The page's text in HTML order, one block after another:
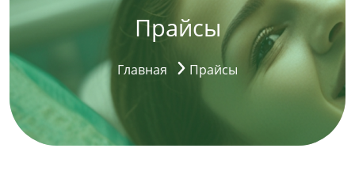
Прайсы
Главная Прайсы